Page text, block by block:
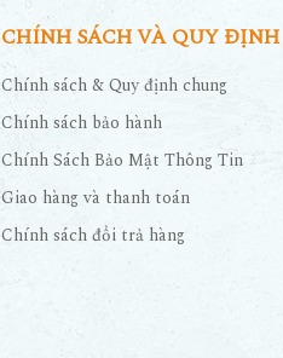
CHÍNH SÁCH VÀ QUY ĐỊNH
Chính sách & Quy định chung
Chính sách bảo hành
Chính Sách Bảo Mật Thông Tin
Giao hàng và thanh toán
Chính sách đổi trả hàng